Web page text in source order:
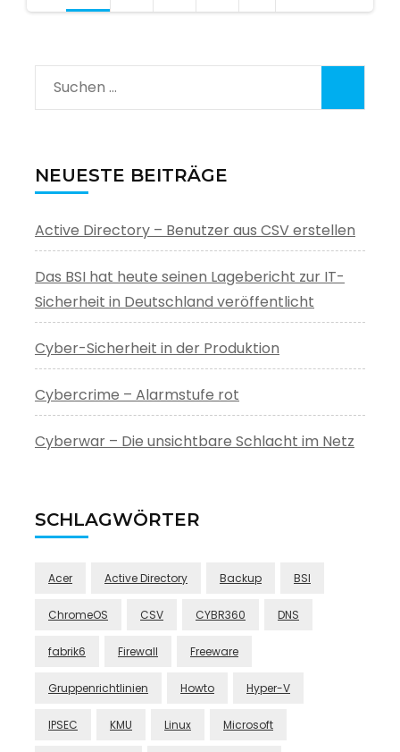
Suchen
nach:
NEUESTE BEITRÄGE
Active Directory – Benutzer aus CSV erstellen
Das BSI hat heute seinen Lagebericht zur IT-
Sicherheit in Deutschland veröffentlicht
Cyber-Sicherheit in der Produktion
Cybercrime – Alarmstufe rot
Cyberwar – Die unsichtbare Schlacht im Netz
SCHLAGWÖRTER
Acer Active Directory Backup BSI
ChromeOS CSV CYBR360 DNS
fabrik6 Firewall Freeware
Gruppenrichtlinien Howto Hyper-V
IPSEC KMU Linux Microsoft